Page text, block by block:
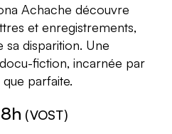
Achache découvre
et enregistrements,
sa disparition. Une
fiction, incarnée par
parfaite.
(VOST)